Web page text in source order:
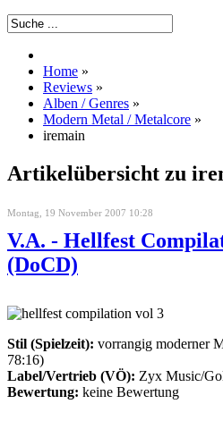
Home »
Reviews »
Alben / Genres »
Modern Metal / Metalcore »
iremain
Artikelübersicht zu
Montag, 19 November 2007 10:28
V.A. - Hellfest
(DoCD)
Stil (Spielzeit): vorrangig moderner
78:16)
Label/Vertrieb (VÖ): Zyx Music/
Bewertung: keine Bewertung